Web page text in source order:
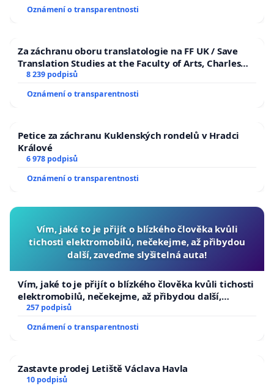
Oznámení o transparentnosti
Za záchranu oboru translatologie na FF UK / Save
Translation Studies at the Faculty of Arts, Charles
University
8 239 podpisů
Oznámení o transparentnosti
Petice za záchranu Kuklenských rondelů v Hradci
Králové
6 978 podpisů
Oznámení o transparentnosti
Vím, jaké to je přijít o blízkého člověka kvůli
tichosti elektromobilů, nečekejme, až přibydou
další, zaveďme slyšitelná auta!
Vím, jaké to je přijít o blízkého člověka kvůli tichosti
elektromobilů, nečekejme, až přibydou další,
zaveďme slyšitelná auta!
257 podpisů
Oznámení o transparentnosti
Zastavte prodej Letiště Václava Havla
10 podpisů